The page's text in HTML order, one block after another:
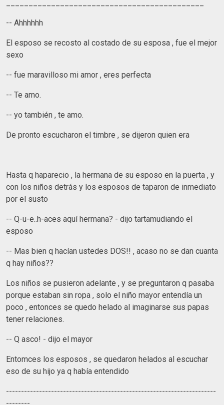
-- Ahhhhhh
El esposo se recosto al costado de su esposa , fue el mejor
sexo
-- fue maravilloso mi amor , eres perfecta
-- Te amo.
-- yo también , te amo.
De pronto escucharon el timbre , se dijeron quien era
Hasta q haparecio , la hermana de su esposo en la puerta , y
con los niños detrás y los esposos de taparon de inmediato
por el susto
-- Q-u-e..h-aces aquí hermana? - dijo tartamudiando el
esposo
-- Mas bien q hacían ustedes DOS!! , acaso no se dan cuanta
q hay niños??
Los niños se pusieron adelante , y se preguntaron q pasaba
porque estaban sin ropa , solo el niño mayor entendía un
poco , entonces se quedo helado al imaginarse sus papas
tener relaciones.
-- Q asco! - dijo el mayor
Entomces los esposos , se quedaron helados al escuchar
eso de su hijo ya q había entendido
----------------------------------------------------------------------
--------